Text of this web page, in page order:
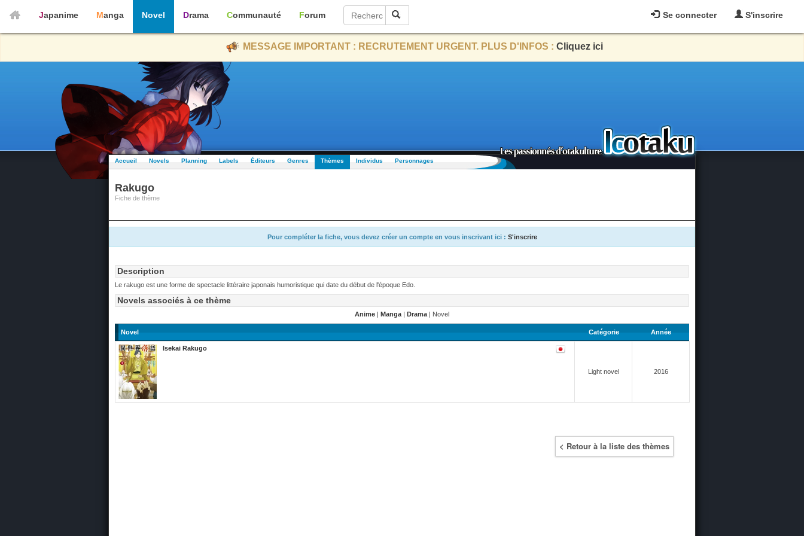
Se connecter S'inscrire
Japanime Manga Novel Drama Communauté Forum
MESSAGE IMPORTANT : RECRUTEMENT URGENT. PLUS D'INFOS : Cliquez ici
Accueil Novels Planning Labels Éditeurs Genres Thèmes Individus Personnages
Rakugo
Fiche de thème
Pour compléter la fiche, vous devez créer un compte en vous inscrivant ici : S'inscrire
Description
Le rakugo est une forme de spectacle littéraire japonais humoristique qui date du début de l'époque Edo.
Novels associés à ce thème
Anime | Manga | Drama | Novel
Novel Catégorie Année
Isekai Rakugo
Light novel 2016
< Retour à la liste des thèmes